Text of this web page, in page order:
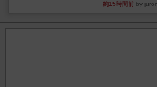
約15時間前 by